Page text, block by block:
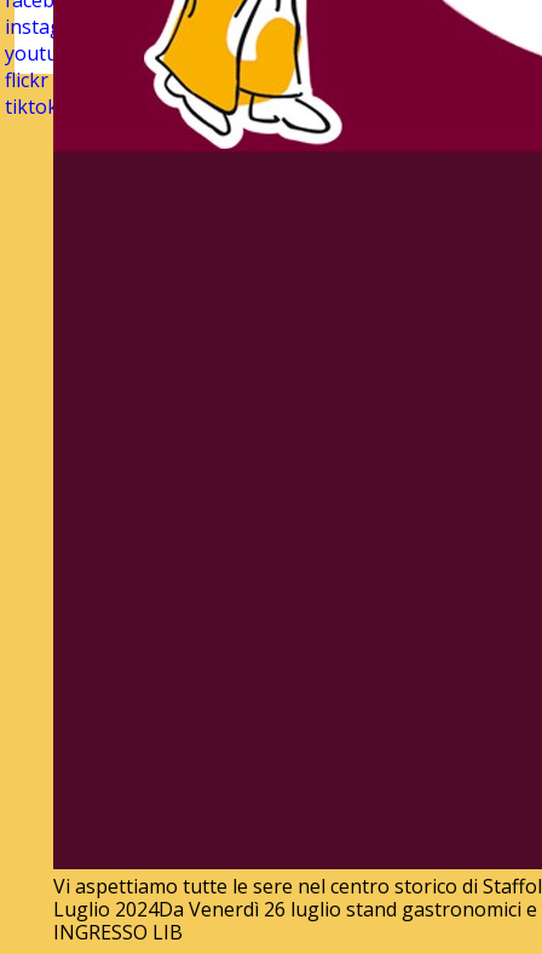
instagram
youtube
flickr
tiktok
Vi aspettiamo tutte le sere nel centro storico di
Luglio 2024Da Venerdì 26 luglio stand gastronomici
INGRESSO LIB